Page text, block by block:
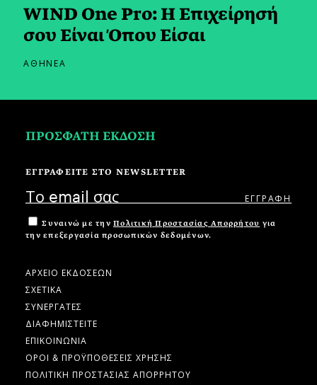
WIND One Pro: Η Επιχείρησή
σου Είναι Όπου Είσαι
ΑΘΗΝΕΑ
ΠΡΟΣΦΑΤΗ ΕΚΔΟΣΗ
ΕΓΓΡΑΦΕΙΤΕ ΣΤΟ NEWSLETTER
Συναινώ με την Πολιτική Προστασίας Απορρήτου για
την επεξεργασία προσωπικών δεδομένων.
ΑΡΧΕΙΟ ΕΚΔΟΣΕΩΝ
ΣΧΕΤΙΚΑ
ΣΥΝΕΡΓΑΤΕΣ
ΔΙΑΦΗΜΙΣΤΕΙΤΕ
ΕΠΙΚΟΙΝΩΝΙΑ
ΟΡΟΙ & ΠΡΟΫΠΟΘΕΣΕΙΣ ΧΡΗΣΗΣ
ΠΟΛΙΤΙΚΗ ΠΡΟΣΤΑΣΙΑΣ ΑΠΟΡΡΗΤΟΥ